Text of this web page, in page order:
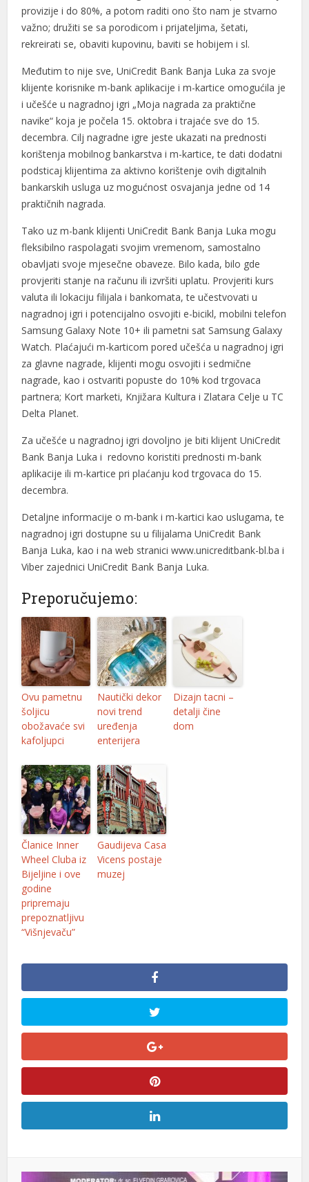
provizije i do 80%, a potom raditi ono što nam je stvarno
važno; družiti se sa porodicom i prijateljima, šetati,
rekreirati se, obaviti kupovinu, baviti se hobijem i sl.
Međutim to nije sve, UniCredit Bank Banja Luka za svoje
klijente korisnike m-bank aplikacije i m-kartice omogućila je
i učešće u nagradnoj igri „Moja nagrada za praktične
navike“ koja je počela 15. oktobra i trajaće sve do 15.
decembra. Cilj nagradne igre jeste ukazati na prednosti
korištenja mobilnog bankarstva i m-kartice, te dati dodatni
podsticaj klijentima za aktivno korištenje ovih digitalnih
bankarskih usluga uz mogućnost osvajanja jedne od 14
praktičnih nagrada.
Tako uz m-bank klijenti UniCredit Bank Banja Luka mogu
fleksibilno raspolagati svojim vremenom, samostalno
obavljati svoje mjesečne obaveze. Bilo kada, bilo gde
provjeriti stanje na računu ili izvršiti uplatu. Provjeriti kurs
valuta ili lokaciju filijala i bankomata, te učestvovati u
nagradnoj igri i potencijalno osvojiti e-bicikl, mobilni telefon
Samsung Galaxy Note 10+ ili pametni sat Samsung Galaxy
Watch. Plaćajući m-karticom pored učešća u nagradnoj igri
za glavne nagrade, klijenti mogu osvojiti i sedmične
nagrade, kao i ostvariti popuste do 10% kod trgovaca
partnera; Kort marketi, Knjižara Kultura i Zlatara Celje u TC
Delta Planet.
Za učešće u nagradnoj igri dovoljno je biti klijent UniCredit
Bank Banja Luka i redovno koristiti prednosti m-bank
aplikacije ili m-kartice pri plaćanju kod trgovaca do 15.
decembra.
Detaljne informacije o m-bank i m-kartici kao uslugama, te
nagradnoj igri dostupne su u filijalama UniCredit Bank
Banja Luka, kao i na web stranici www.unicreditbank-bl.ba i
Viber zajednici UniCredit Bank Banja Luka.
Preporučujemo:
Ovu pametnu
šoljicu
obožavaće svi
kafoljupci
Nautički dekor
novi trend
uređenja
enterijera
Dizajn tacni –
detalji čine
dom
Članice Inner
Wheel Cluba iz
Bijeljine i ove
godine
pripremaju
prepoznatljivu
“Višnjevaču”
Gaudijeva Casa
Vicens postaje
muzej